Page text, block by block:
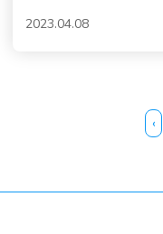
2023.04.08
‹